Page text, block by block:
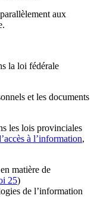
aux
la loi fédérale
et les documents
les lois provinciales
à l’information,
matière de
25)
de l’information